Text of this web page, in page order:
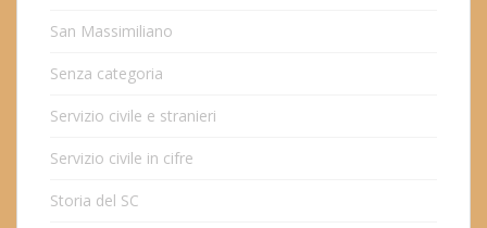
San Massimiliano
Senza categoria
Servizio civile e stranieri
Servizio civile in cifre
Storia del SC